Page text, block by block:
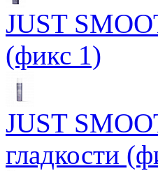
JUST
(фикс 1)
JUST
гладкости